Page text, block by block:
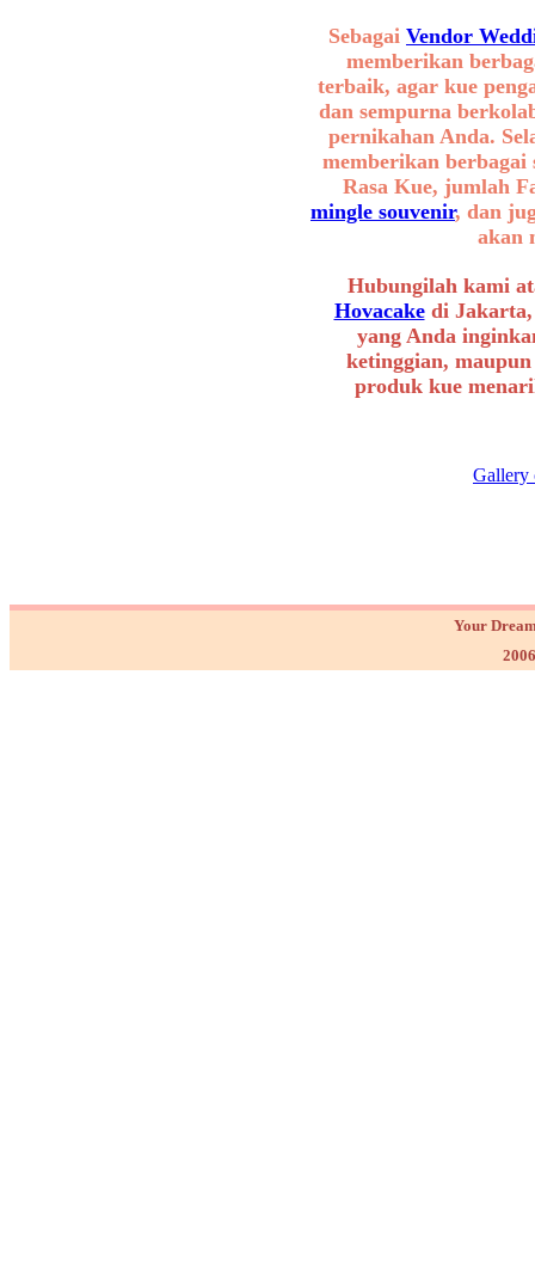
Sebagai Vendor
memberikan
terbaik, agar kue
dan sempurna
pernikahan Anda.
memberikan
Rasa Kue, jumlah
mingle souvenir, dan
akan
Hubungilah kami
Hovacakedi Jakarta,
yang Anda
ketinggian,
produk kue
Gallery
Your